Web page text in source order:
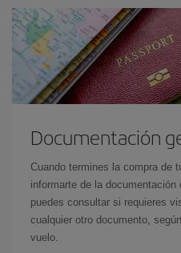
Documentación
Cuando termines la compra de
informarte de la
puedes consultar si requieres
cualquier otro documento,
vuelo.